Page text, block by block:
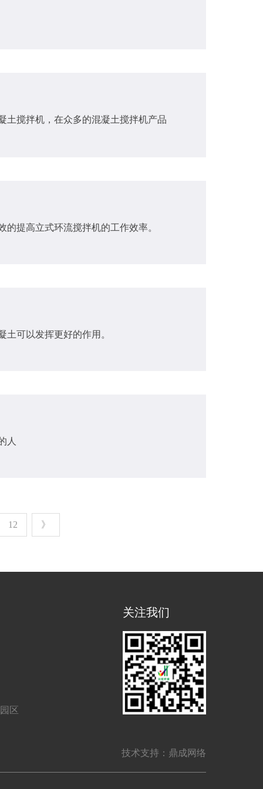
土搅拌机​，在众多的混凝土搅拌机产品
提高立式环流搅拌机的工作效率。
可以发挥更好的作用。
人
12 》
区
关注我们
技术支持：鼎成网络